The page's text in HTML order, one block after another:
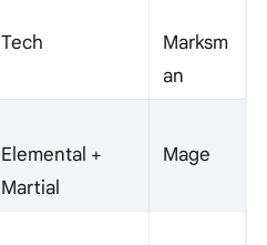
Tech
Marksm
an
Elemental +
Martial
Mage